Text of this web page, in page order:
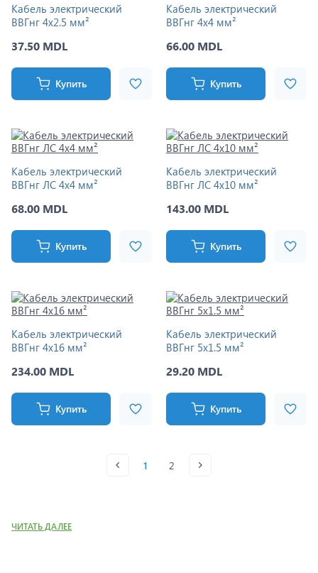
Кабель электрический
ВВГнг 4x2.5 мм²
37.50 MDL
Купить
Кабель электрический
ВВГнг 4x4 мм²
66.00 MDL
Купить
Кабель электрический
ВВГнг ЛС 4x4 мм²
68.00 MDL
Купить
Кабель электрический
ВВГнг ЛС 4x10 мм²
143.00 MDL
Купить
Кабель электрический
ВВГнг 4x16 мм²
234.00 MDL
Купить
Кабель электрический
ВВГнг 5x1.5 мм²
29.20 MDL
Купить
1 2
ЧИТАТЬ ДАЛЕЕ